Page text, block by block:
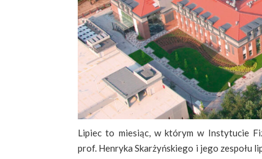
Lipiec to miesiąc, w którym w Instytucie
prof. Henryka Skarżyńskiego i jego zespołu